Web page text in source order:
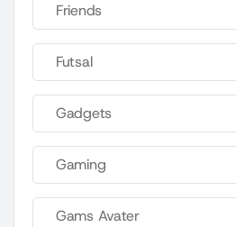
Friends
Futsal
Gadgets
Gaming
Gams Avater